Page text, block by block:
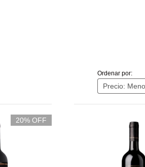
Ordenar por:
20% OFF